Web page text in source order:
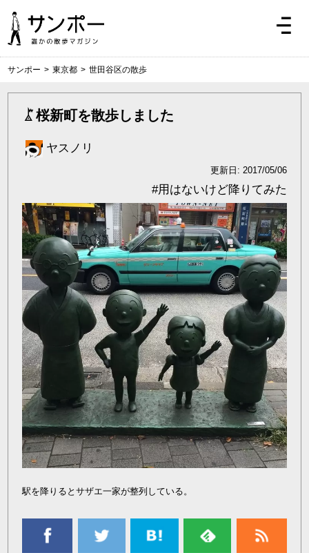
サンポー > 東京都 > 世田谷区の散歩
桜新町を散歩しました
ヤスノリ
更新日: 2017/05/06
#用はないけど降りてみた
駅を降りるとサザエ一家が整列している。